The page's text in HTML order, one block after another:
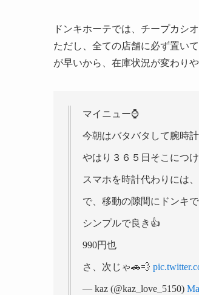
ドンキホーテでは、チープカシ
ただし、全ての店舗に必ず置い
が早いから、在庫状況が変わりや
マイニュー⌚
今朝はバタバタして腕時
やはり３６５日そこにつ
スマホを時計代わりには
で、移動の隙間にドンキ
シンプルで良き👍
990円也
さ、次じゃ🚗💨
— kaz (@kaz_love_5150)